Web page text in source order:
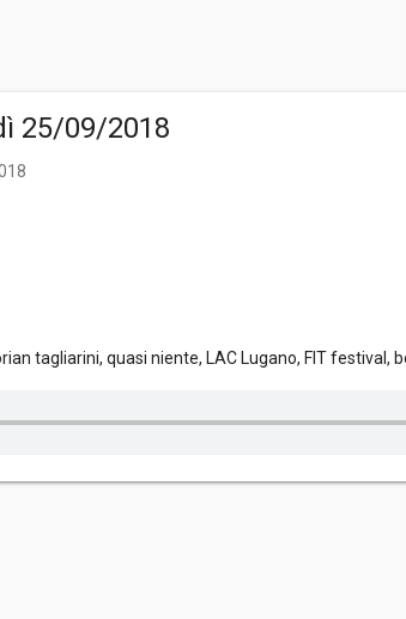
25/09/2018
tagliarini, quasi niente, LAC Lugano, FIT